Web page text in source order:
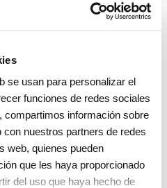
se usan para personalizar el
funciones de redes sociales
compartimos información sobre
nuestros partners de redes
web, quienes pueden
que les haya proporcionado
del uso que haya hecho de
rico en factores de
consiste en sacarle
paciente antes de la
unas
para eso,
fracción de la